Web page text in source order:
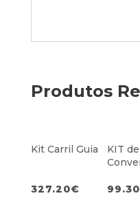
Produtos
Kit Carril Guia
327.20€
KIT de
99.30